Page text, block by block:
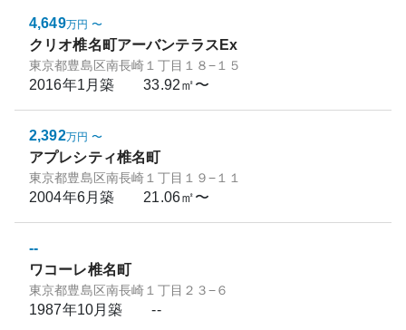
4,649万円 〜
クリオ椎名町アーバンテラスEx
東京都豊島区南長崎１丁目１８−１５
2016年1月築 33.92㎡〜
2,392万円 〜
アプレシティ椎名町
東京都豊島区南長崎１丁目１９−１１
2004年6月築 21.06㎡〜
--
ワコーレ椎名町
東京都豊島区南長崎１丁目２３−６
1987年10月築 --